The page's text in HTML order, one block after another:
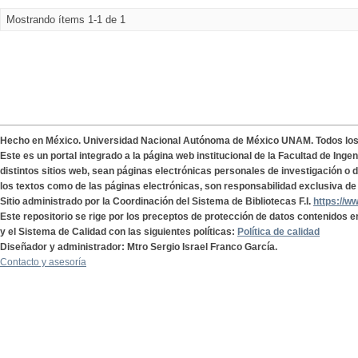
Mostrando ítems 1-1 de 1
Hecho en México. Universidad Nacional Autónoma de México UNAM. Todos
Este es un portal integrado a la página web institucional de la Facultad de
distintos sitios web, sean páginas electrónicas personales de investigación o
los textos como de las páginas electrónicas, son responsabilidad exclusiva
Sitio administrado por la Coordinación del Sistema de Bibliotecas F.I. https://
Este repositorio se rige por los preceptos de protección de datos contenidos
y el Sistema de Calidad con las siguientes políticas: Política de calidad
Diseñador y administrador: Mtro Sergio Israel Franco García.
Contacto y asesoría